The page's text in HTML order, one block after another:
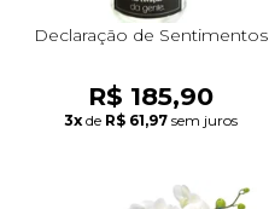
Declaração de Sentimentos
R$ 185,90
3x de R$ 61,97 sem juros